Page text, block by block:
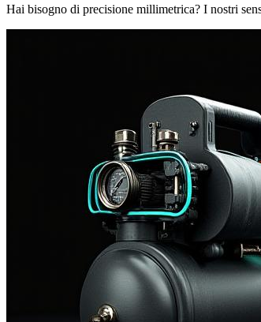
Hai bisogno di precisione millimetrica? I nostri